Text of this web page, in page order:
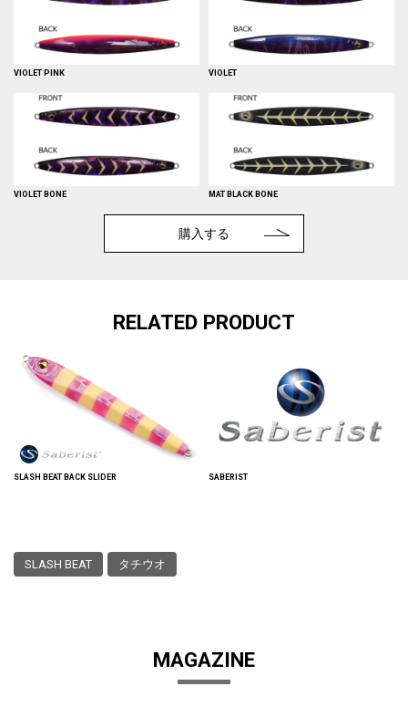
VIOLET PINK VIOLET
VIOLET BONE MAT BLACK BONE
購入する
RELATED PRODUCT
SLASH BEAT BACK SLIDER SABERIST
SLASH BEAT タチウオ
MAGAZINE